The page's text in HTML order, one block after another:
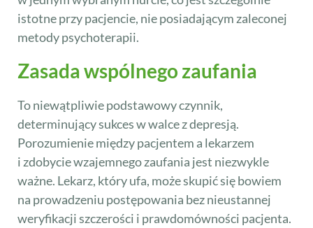
istotne przy pacjencie, nie posiadającym zaleconej
metody psychoterapii.
Zasada wspólnego zaufania
To niewątpliwie podstawowy czynnik,
determinujący sukces w walce z depresją.
Porozumienie między pacjentem a lekarzem
i zdobycie wzajemnego zaufania jest niezwykle
ważne. Lekarz, który ufa, może skupić się bowiem
na prowadzeniu postępowania bez nieustannej
weryfikacji szczerości i prawdomówności pacjenta.